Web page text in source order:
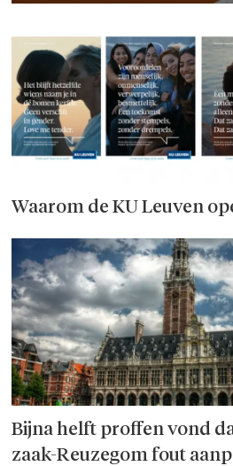
Waarom de KU Leuven
Bijna helft proffen vond
zaak-Reuzegom fout